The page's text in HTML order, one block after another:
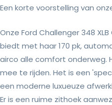
Een korte voorstelling van
Onze Ford Challenger 348
biedt met haar 170 pk,
airco alle comfort onderweg.
mee te rijden. Het is een
een moderne luxueuze
Er is een ruime zithoek